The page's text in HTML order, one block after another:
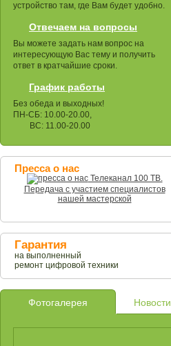
устройство там, где Вам будет удобно.
Отвечаем на вопросы
Вы можете задать нам вопрос на
интересующую Вас тему и получить
ответ в кратчайшие сроки.
График работы
Без обеда и выходных!
ПН-СБ: 10.00-20.00,
ВС: 11.00-20.00
Пресса о нас
Телеканал 100 ТВ.
Передача с участием специалистов
нашей мастерской
Гарантия
на выполненный
ремонт цифровой техники
Фотогалерея Новости